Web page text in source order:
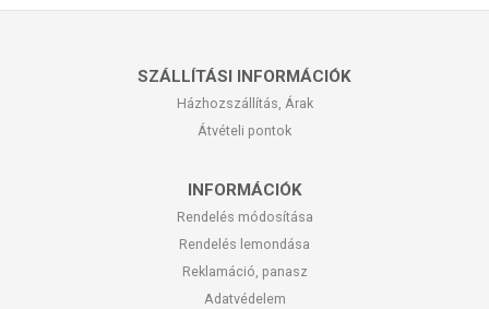
SZÁLLÍTÁSI INFORMÁCIÓK
Házhozszállítás, Árak
Átvételi pontok
INFORMÁCIÓK
Rendelés módosítása
Rendelés lemondása
Reklamáció, panasz
Adatvédelem